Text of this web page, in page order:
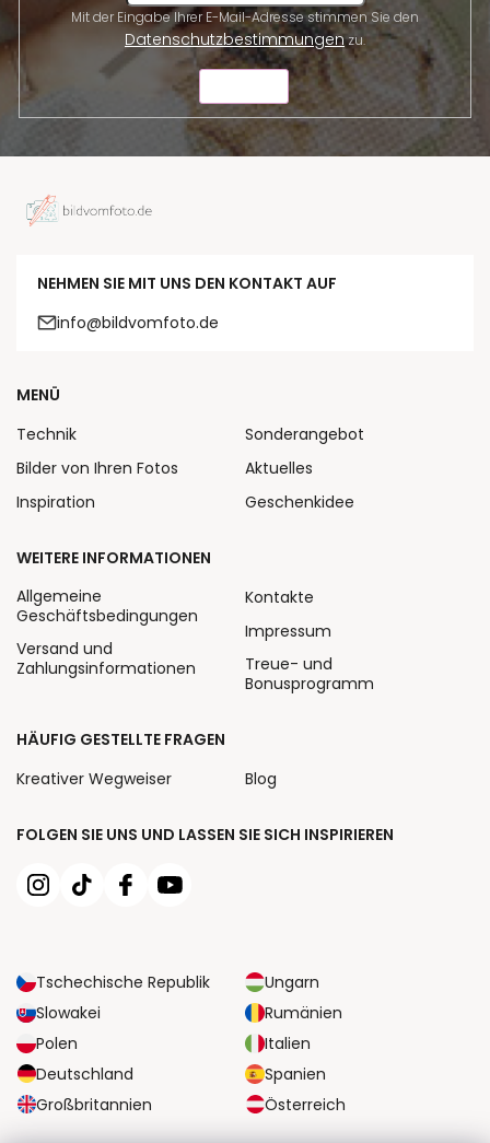
Datenschutzbestimmungenzu.
NEHMEN SIE MIT UNS DEN KONTAKT AUF
info@bildvomfoto.de
FOLGEN SIE UNS UND LASSEN SIE SICH INSPIRIEREN
Tschechische Republik
Ungarn
Slowakei
Rumänien
Polen
Italien
Deutschland
Spanien
Großbritannien
Österreich
MENÜ
Technik
Bilder von Ihren Fotos
Inspiration
Sonderangebot
Aktuelles
Geschenkidee
WEITERE INFORMATIONEN
Allgemeine
Geschäftsbedingungen
Versand und
Zahlungsinformationen
Kontakte
Impressum
Treue- und
Bonusprogramm
HÄUFIG GESTELLTE FRAGEN
Kreativer Wegweiser
Blog